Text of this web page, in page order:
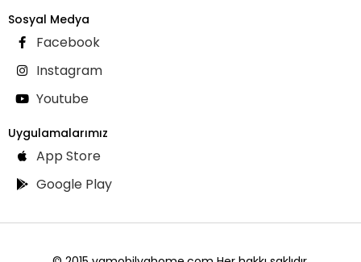
Sosyal Medya
Facebook
Instagram
Youtube
Uygulamalarımız
App Store
Google Play